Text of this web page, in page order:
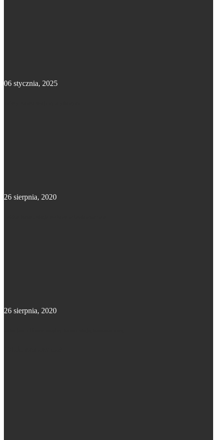
06 stycznia, 2025
26 sierpnia, 2020
26 sierpnia, 2020